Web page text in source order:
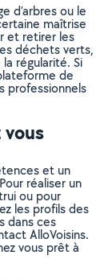
d’arbres ou le
maîtrise
et retirer les
déchets verts,
régularité. Si
de
professionnels
vous
et un
réaliser un
ou pour
les profils des
dans ces
AlloVoisins.
vous prêt à